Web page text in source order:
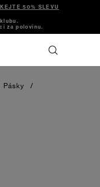
50% SLEVU
za polovinu.
Pásky
/